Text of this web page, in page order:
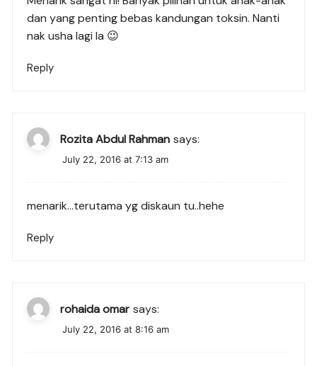
dan yang penting bebas kandungan toksin. Nanti
nak usha lagi la 😉
Reply
Rozita Abdul Rahman says:
July 22, 2016 at 7:13 am
menarik…terutama yg diskaun tu..hehe
Reply
rohaida omar says:
July 22, 2016 at 8:16 am